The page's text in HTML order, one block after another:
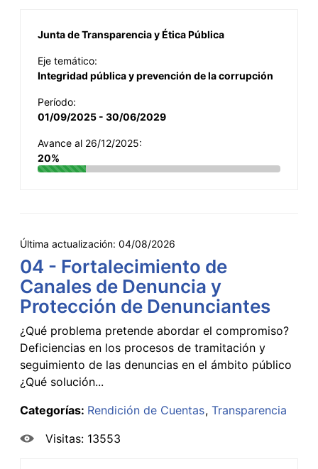
Junta de Transparencia y Ética Pública
Eje temático:
Integridad pública y prevención de la corrupción
Período:
01/09/2025 - 30/06/2029
Avance al 26/12/2025:
20%
Última actualización: 04/08/2026
04 - Fortalecimiento de
Canales de Denuncia y
Protección de Denunciantes
¿Qué problema pretende abordar el compromiso?
Deficiencias en los procesos de tramitación y
seguimiento de las denuncias en el ámbito público
¿Qué solución...
Categorías: Rendición de Cuentas Transparencia
Visitas: 13553